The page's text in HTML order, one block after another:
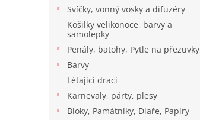
Svíčky, vonný vosky a difuzéry
Košilky velikonoce, barvy a
samolepky
Penály, batohy, Pytle na přezuvky
Barvy
Létající draci
Karnevaly, párty, plesy
Bloky, Památníky, Diaře, Papíry